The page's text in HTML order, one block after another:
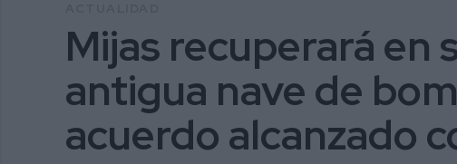
Mijas recuperará en
antigua nave de
acuerdo alcanzado